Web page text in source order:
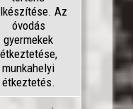
Az
óvodás
gyermekek
étkeztetése,
munkahelyi
étkeztetés.